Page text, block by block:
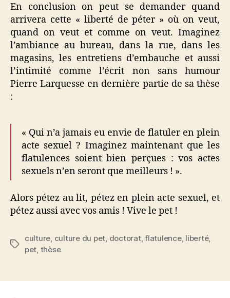
En conclusion on peut se demander quand
arrivera cette « liberté de péter » où on veut,
quand on veut et comme on veut. Imaginez
l’ambiance au bureau, dans la rue, dans les
magasins, les entretiens d’embauche et aussi
l’intimité comme l’écrit non sans humour
Pierre Larquesse en dernière partie de sa thèse
:
« Qui n’a jamais eu envie de flatuler en plein
acte sexuel ? Imaginez maintenant que les
flatulences soient bien perçues : vos actes
sexuels n’en seront que meilleurs ! ».
Alors pétez au lit, pétez en plein acte sexuel, et
pétez aussi avec vos amis ! Vive le pet !
Étiquettes
culture, culture du pet, doctorat,flatulence, liberté,
pet, thèse